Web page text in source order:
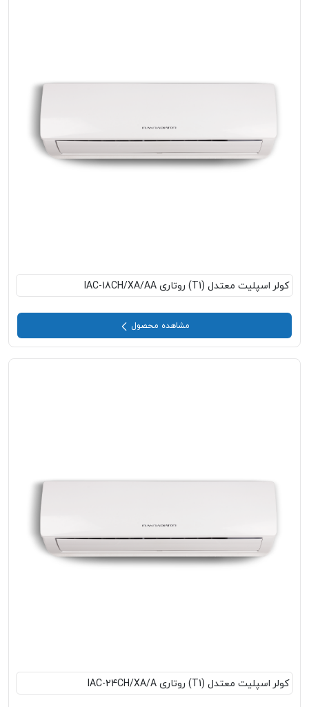
کولر اسپلیت معتدل (T1) روتاری IAC-18CH/XA/AA
مشاهده محصول
کولر اسپلیت معتدل (T1) روتاری IAC-24CH/XA/A